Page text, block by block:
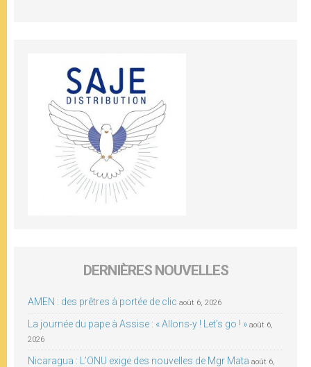
DERNIÈRES NOUVELLES
AMEN : des prêtres à portée de clic août 6, 2026
La journée du pape à Assise : « Allons-y ! Let’s go ! » août 6,
2026
Nicaragua : L’ONU exige des nouvelles de Mgr Mata août 6,